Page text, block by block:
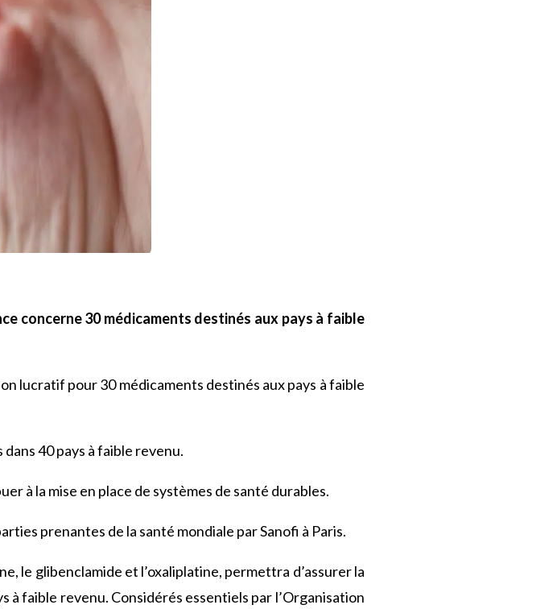
concerne 30 médicaments destinés aux pays à faible
lucratif pour 30 médicaments destinés aux pays à faible
40 pays à faible revenu.
à la mise en place de systèmes de santé durables.
prenantes de la santé mondiale par Sanofi à Paris.
le glibenclamide et l’oxaliplatine, permettra d’assurer la
à faible revenu. Considérés essentiels par l’Organisation